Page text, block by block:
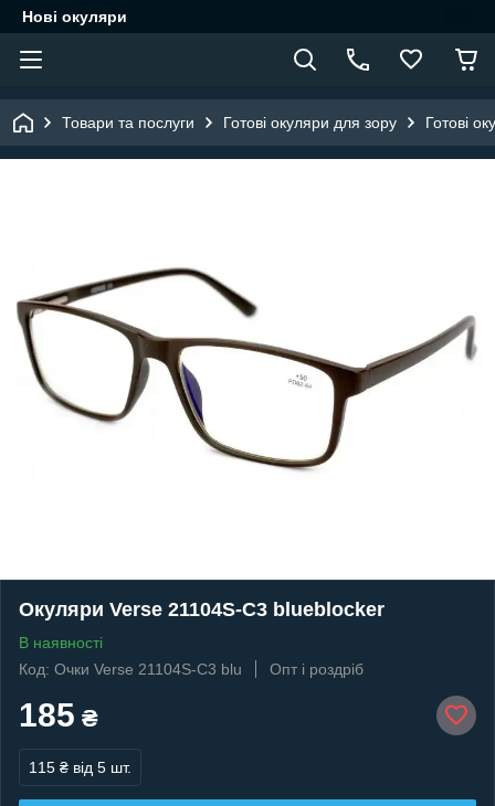
Нові окуляри
Товари та послуги Готові окуляри для зору Готові
Окуляри Verse 21104S-C3 blueblocker
В наявності
Код: Очки Verse 21104S-C3 blu
Опт і роздріб
185 ₴
115 ₴ від 5 шт.